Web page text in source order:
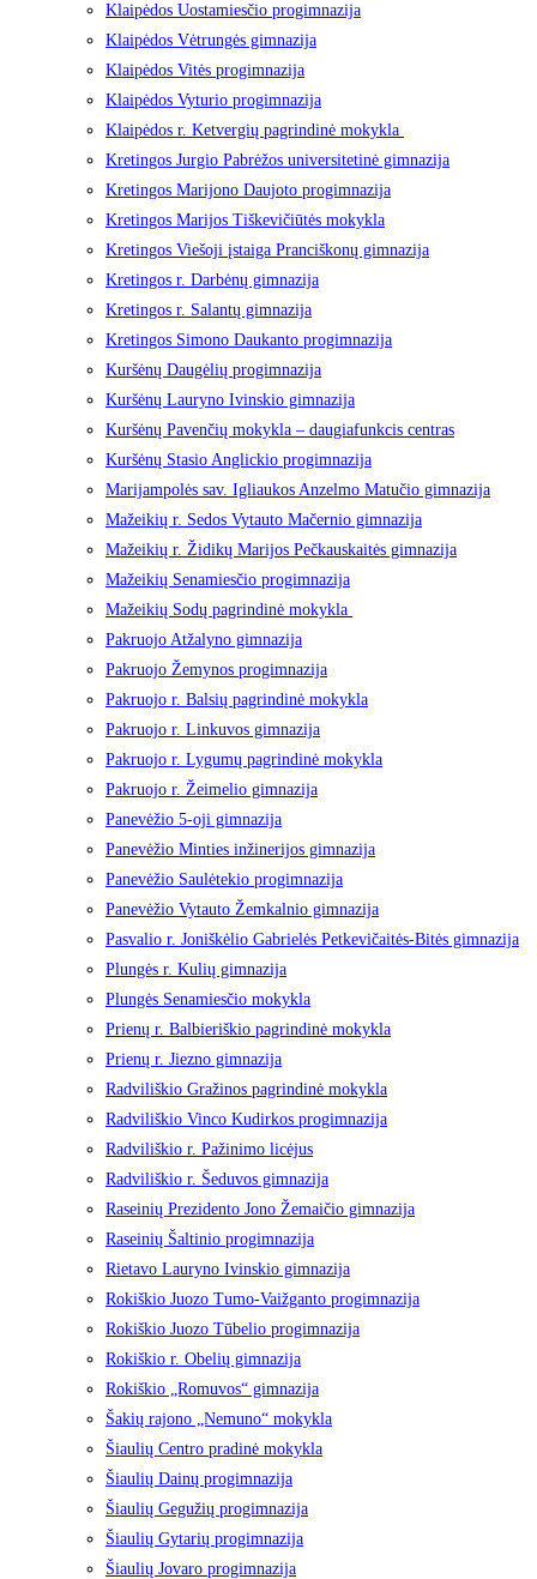
Klaipėdos Uostamiesčio progimnazija
Klaipėdos Vėtrungės gimnazija
Klaipėdos Vitės progimnazija
Klaipėdos Vyturio progimnazija
Klaipėdos r. Ketvergių pagrindinė mokykla
Kretingos Jurgio Pabrėžos universitetinė gimnazija
Kretingos Marijono Daujoto progimnazija
Kretingos Marijos Tiškevičiūtės mokykla
Kretingos Viešoji įstaiga Pranciškonų gimnazija
Kretingos r. Darbėnų gimnazija
Kretingos r. Salantų gimnazija
Kretingos Simono Daukanto progimnazija
Kuršėnų Daugėlių progimnazija
Kuršėnų Lauryno Ivinskio gimnazija
Kuršėnų Pavenčių mokykla – daugiafunkcis centras
Kuršėnų Stasio Anglickio progimnazija
Marijampolės sav. Igliaukos Anzelmo Matučio gimnazija
Mažeikių r. Sedos Vytauto Mačernio gimnazija
Mažeikių r. Židikų Marijos Pečkauskaitės gimnazija
Mažeikių Senamiesčio progimnazija
Mažeikių Sodų pagrindinė mokykla
Pakruojo Atžalyno gimnazija
Pakruojo Žemynos progimnazija
Pakruojo r. Balsių pagrindinė mokykla
Pakruojo r. Linkuvos gimnazija
Pakruojo r. Lygumų pagrindinė mokykla
Pakruojo r. Žeimelio gimnazija
Panevėžio 5-oji gimnazija
Panevėžio Minties inžinerijos gimnazija
Panevėžio Saulėtekio progimnazija
Panevėžio Vytauto Žemkalnio gimnazija
Pasvalio r. Joniškėlio Gabrielės Petkevičaitės-Bitės gimnazija
Plungės r. Kulių gimnazija
Plungės Senamiesčio mokykla
Prienų r. Balbieriškio pagrindinė mokykla
Prienų r. Jiezno gimnazija
Radviliškio Gražinos pagrindinė mokykla
Radviliškio Vinco Kudirkos progimnazija
Radviliškio r. Pažinimo licėjus
Radviliškio r. Šeduvos gimnazija
Raseinių Prezidento Jono Žemaičio gimnazija
Raseinių Šaltinio progimnazija
Rietavo Lauryno Ivinskio gimnazija
Rokiškio Juozo Tumo-Vaižganto progimnazija
Rokiškio Juozo Tūbelio progimnazija
Rokiškio r. Obelių gimnazija
Rokiškio „Romuvos“ gimnazija
Šakių rajono „Nemuno“ mokykla
Šiaulių Centro pradinė mokykla
Šiaulių Dainų progimnazija
Šiaulių Gegužių progimnazija
Šiaulių Gytarių progimnazija
Šiaulių Jovaro progimnazija